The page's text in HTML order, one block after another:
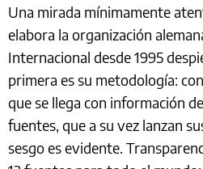
Una mirada mínimamente
elabora la organización
Internacional desde 1995
primera es su metodología:
que se llega con información
fuentes, que a su vez lanzan
sesgo es evidente.